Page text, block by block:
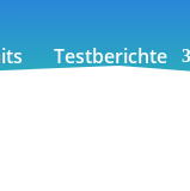
Testberichte